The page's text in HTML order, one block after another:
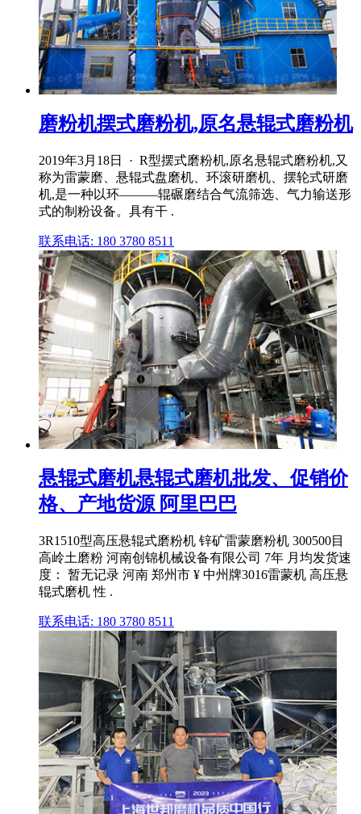
磨粉机摆式磨粉机,原名悬辊式磨粉机
2019年3月18日 · R型摆式磨粉机,原名悬辊式磨粉机,又
称为雷蒙磨、悬辊式盘磨机、环滚研磨机、摆轮式研磨
机,是一种以环―――辊碾磨结合气流筛选、气力输送形
式的制粉设备。具有干 .
联系电话: 180 3780 8511
悬辊式磨机悬辊式磨机批发、促销价
格、产地货源 阿里巴巴
3R1510型高压悬辊式磨粉机 锌矿雷蒙磨粉机 300500目
高岭土磨粉 河南创锦机械设备有限公司 7年 月均发货速
度： 暂无记录 河南 郑州市 ¥ 中州牌3016雷蒙机 高压悬
辊式磨机 性 .
联系电话: 180 3780 8511